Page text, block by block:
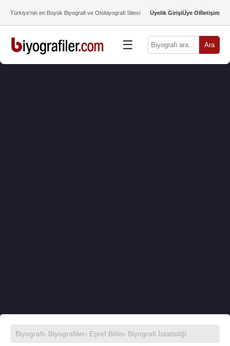
Türkiye’nin en Büyük Biyografi ve Otobiyografi Sitesi Üyelik GirişiÜye Olİletişim
☰ Ara
Biyografi› Biyografiler› Eşref Bitlis› Biyografi İstatistiği